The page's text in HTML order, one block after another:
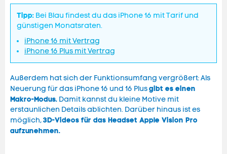
Tipp: Bei Blau findest du das iPhone 16 mit Tarif und
günstigen Monatsraten.
iPhone 16 mit Vertrag
iPhone 16 Plus mit Vertrag
Außerdem hat sich der Funktionsumfang vergrößert: Als
Neuerung für das iPhone 16 und 16 Plusgibt es einen
Makro-Modus. Damit kannst du kleine Motive mit
erstaunlichen Details ablichten. Darüber hinaus ist es
möglich,3D-Videos für das Headset Apple Vision Pro
aufzunehmen.